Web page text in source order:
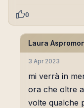
0
Laura
3 Apr 2023
mi verrà in
ora che oltre
volte qualche